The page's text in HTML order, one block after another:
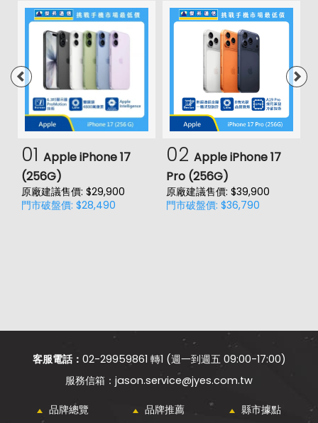
01 Apple iPhone 17
(256G)
原廠建議售價: $29,900
門市破盤價: $28,490
02 Apple iPhone 17
Pro (256G)
原廠建議售價: $39,900
門市破盤價: $36,790
客服電話： 02-29959861 轉1 (週一到週五 09:00-17:00)
jason.service@jyes.com.tw
品牌總覽 品牌推薦 縣市據點